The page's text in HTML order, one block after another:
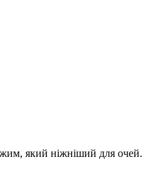
який ніжніший для очей.